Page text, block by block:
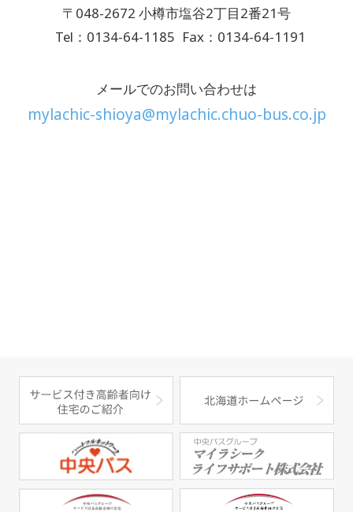
〒048-2672 小樽市塩谷2丁目2番21号
Tel：0134-64-1185 Fax：0134-64-1191
メールでのお問い合わせは
mylachic-shioya@mylachic.chuo-bus.co.jp